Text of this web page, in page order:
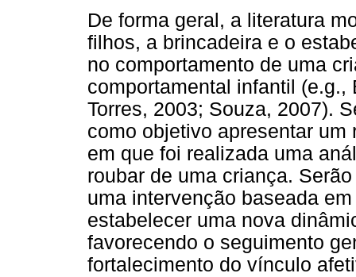
De forma geral, a literatura
filhos, a brincadeira e o
no comportamento de uma
comportamental infantil
Torres, 2003; Souza, 2007).
como objetivo apresentar
em que foi realizada uma
roubar de uma criança.
uma intervenção baseada
estabelecer uma nova
favorecendo o seguimento
fortalecimento do vínculo